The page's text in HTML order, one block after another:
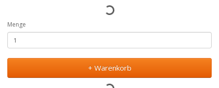
Menge
+ Warenkorb